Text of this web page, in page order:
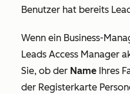
Benutzer hat bereits
Wenn ein Business-
Leads Access Manager
Sie, ob der Name Ihres
der Registerkarte